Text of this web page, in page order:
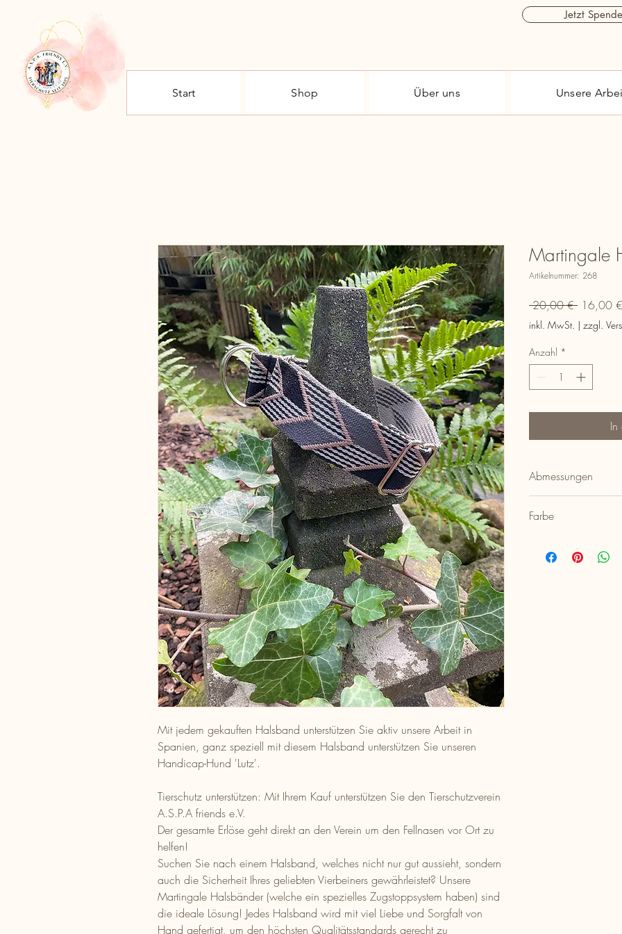
Jetzt
Start Shop Über uns Unsere
Mit jedem gekauften Halsband unterstützen Sie aktiv unsere Arbeit in
Spanien, ganz speziell mit diesem Halsband unterstützen Sie unseren
Handicap-Hund 'Lutz'.
Tierschutz unterstützen: Mit Ihrem Kauf unterstützen Sie den Tierschutzverein
A.S.P.A friends e.V.
Der gesamte Erlöse geht direkt an den Verein um den Fellnasen vor Ort zu
helfen!
Suchen Sie nach einem Halsband, welches nicht nur gut aussieht, sondern
auch die Sicherheit Ihres geliebten Vierbeiners gewährleistet? Unsere
Martingale Halsbänder (welche ein spezielles Zugstoppsystem haben) sind
die ideale Lösung! Jedes Halsband wird mit viel Liebe und Sorgfalt von
Hand gefertigt, um den höchsten Qualitätsstandards gerecht zu
Martingale
Artikelnummer: 268
20,00 € 16,00 €
inkl. MwSt. | zzgl.
Anzahl *
Abmessungen
Farbe